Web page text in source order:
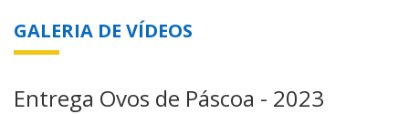
GALERIA DE VÍDEOS
Entrega Ovos de Páscoa - 2023